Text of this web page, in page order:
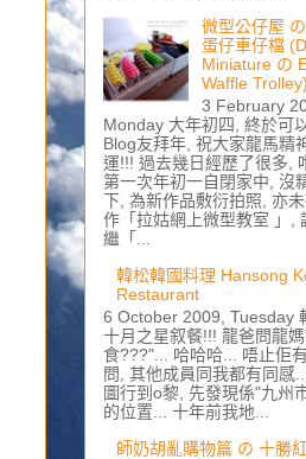
微型公仔屋
蛋仔車仔檔
Miniature の
Waffle Trolley)
3 February
Monday 大年初四, 終於可
Blog友拜年, 祝大家龍馬精
運!!! 過去幾日經歷了很多,
第一次年初一自閉家中, 沒
下, 為新作品敷衍拍照, 亦
作「拉姑網上微型教室 」,
繼「...
韓松韓國料理 Hansong
Restaurant
6 October 2009, Tuesday
十月之星叙餐!!! 龍爸問龍媽
食???"... 哈哈哈... 唔止佢
問, 其他成員同我都有同感
圖行到o黎, 先發現係"九州
的位置... 十年前我地...
師奶胡亂購物篇 の 十勝